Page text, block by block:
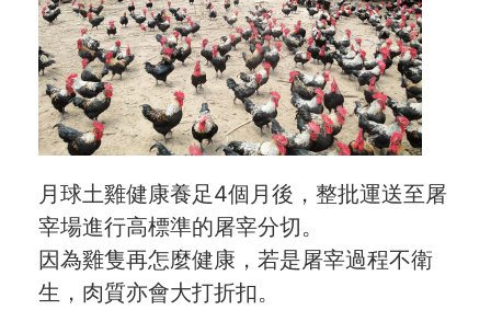
月球土雞健康養足4個月後，整批運送至屠
宰場進行高標準的屠宰分切。
因為雞隻再怎麼健康，若是屠宰過程不衛
生，肉質亦會大打折扣。